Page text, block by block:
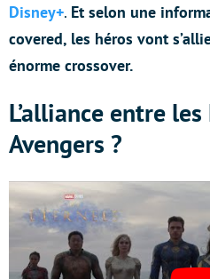
Disney+. Et selon une
covered, les héros vont
énorme crossover.
L’alliance entre
Avengers ?